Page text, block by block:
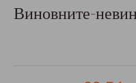
Виновните-